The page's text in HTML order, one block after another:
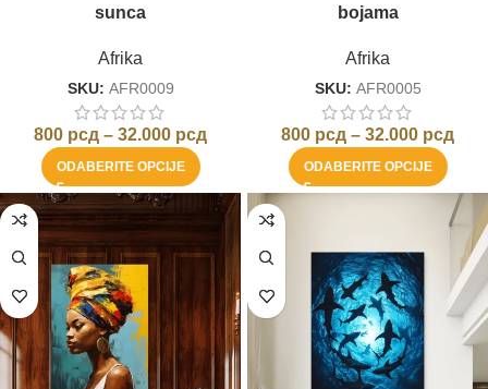
sunca
Afrika
SKU: AFR0009
800 рсд – 32.000 рсд
ODABERITE OPCIJE
bojama
Afrika
SKU: AFR0005
800 рсд – 32.000 рсд
ODABERITE OPCIJE